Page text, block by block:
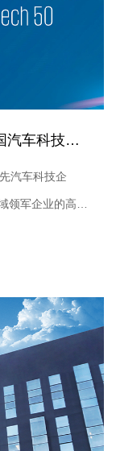
MAXIEYE入选第四届毕马威《中国汽车科技新锐企业榜单》
汽车科技企
领军企业的高